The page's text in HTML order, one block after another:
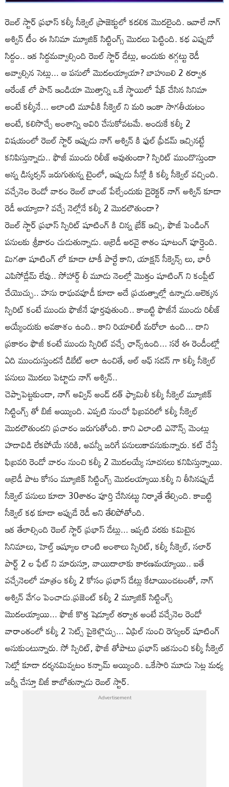
రెబల్ స్టార్ ప్రభాస్ కల్కీ సీక్వెల్ ప్రాజెక్టులో కదలిక మొదలైంది. ఇవాలే నాగ్
అశ్విన్ టీం ఈ సినిమా మ్యూజిక్ సిట్టింగ్స్ మొదలు పెట్టింది. కథ ఎప్పుడో
సిద్దం.. ఇక సిద్దమవ్వాల్సింది రెబల్ స్టార్ డేట్లు, అందుకు తగ్గట్టు రెడీ
అవ్వాల్సిన సెట్లు... ఆ పనులో మొదలయ్యాయా? బాహుబలి 2 తర్వాత
ఆరేంజ్ లో పాన్ ఇండియా మొత్తాన్ని ఒకే స్థాయిలో షేక్ చేసిన సినిమా
అంటే కల్కీనే... అలాంటి మూవీకి సీక్వెల్ ని మరి ఇంకా సాగతీయటం
అంటే, కలిసొచ్చే అంశాన్ని ఆవిరి చేసుకోవటమే. అందుకే కల్కీ 2
విషయంలో రెబల్ స్టార్ ఇప్పుడు నాగ్ అశ్విన్ కి ఫుల్ ఫ్రీడమ్ ఇచ్చినట్టే
కనిపిస్తున్నాడు.. ఫౌజీ ముందు రిలీజ్ అవుతుందా? స్పిరిట్ ముందొస్తుందా
అన్న డిస్కర్సన్ జరుగుతున్న టైంలో, ఇప్పుడు సీన్లో కి కల్కీ సీక్వెల్ వచ్చింది.
వచ్చేనెల రెండో వారం రెబల్ బాంబ్ పేల్చేందుకు డైరెక్టర్ నాగ్ అశ్విన్ కూడా
రెడీ అయ్యాడా? వచ్చే నెల్లోనే కల్కీ 2 మొదలౌతుందా?
రెబల్ స్టార్ ప్రభాస్ స్పిరిట్ షూటింగ్ కి చిన్న బ్రేక్ ఇచ్చి, ఫౌజీ పెండింగ్
పనులకు శ్రీకారం చుడుతున్నాడు. ఆల్రెడీ అరవై శాతం షూటంగ్ పూర్తైంది.
మిగతా షూటింగ్ లో కూడా టాకీ పార్టే కాని, యాక్షన్ సీక్వెన్స్ లు, భారీ
ఎపిసోడ్లేమ్ లేవు.. సోహార్డ్ లీ మూడు నెలల్లో మొత్తం షూటింగ్ ని కంప్లీట్
చేయొచ్చు.. హను రాఘవపూడీ కూడా అదే ప్రయత్నాల్లో ఉన్నాడు.ఆలెక్కన
స్పిరిట్ కంటే ముందు ఫౌజీనే పూర్తవుతుంది.. కాబట్టి ఫౌజీనే ముందు రిలీజ్
అయ్యేందుకు అవకాశం ఉంది.. కాని రియాలిటీ మరోలా ఉంది... దాని
ప్రకారం ఫౌజీ కంటే ముందు స్పిరిట్ వచ్చే ఛాన్స్ఉంది... సరే ఈ రెండీంట్లో
ఏది ముందుస్తుందనే డిబేట్ అలా ఉంచితే, ఆల్ ఆఫ్ సడన్ గా కల్కీ సీక్వెల్
పనులు మొదలు పెట్టాడు నాగ్ అశ్విన్..
చెప్పాపెట్టకుండా, నాగ్ అవ్విన్ అండ్ దత్ ఫ్యామిలీ కల్కీ సీక్వెల్ మ్యూజిక్
సిట్టింగ్స్ తో బిజీ అయ్యింది. ఎప్పటి నుంచో ఫిబ్రవరిలో కల్కీ సీక్వెల్
మొదలౌతుందని ప్రచారం జరుగుతోంది. కాని ఎలాంటి ఎనౌన్స్ మెంట్లు
హడావిడి లేకపోయే సరికి, అవన్నీ జరిగే పనులుకావనుకున్నారు. కట్ చేస్తే
ఫిబ్రవరి రెండో వారం నుంచి కల్కీ 2 మొదలయ్యే సూచనలు కనిపిస్తున్నాయి.
ఆల్రెడీ పాట కోసం మ్యూజిక్ సిట్టింగ్స్ మొదలయ్యాయి.కల్కీ ని తీసినప్పుడే
సీక్వెల్ పనులు కూడా 30శాతం పూర్తి చేసినట్టు నిర్మాతే తేల్చింది. కాబట్టి
సీక్వెల్ కథ కూడా అప్పుడే రెడీ అని తేలిపోతోంది.
ఇక తేలాల్సింది రెబల్ స్టార్ ప్రభాస్ డేట్లు... ఇప్పటి వరకు కమిటైన
సినిమాలు, హెల్త్ ఇష్యూల లాంటి అంశాలు స్పిరిట్, కల్కీ సీక్వెల్, సలార్
పార్ట్ 2 ల ఫేట్ ని మారుస్తూ, వాయిదాలాకు కారణమయ్యాయి.. ఐతే
వచ్చేనెలలో మాత్రం కల్కీ 2 కోసం ప్రభాస్ డేట్లు కేటాయించటంతో, నాగ్
అశ్విన్ వేగం పెంచాడు.ప్రజెంట్ కల్కీ 2 మ్యూజిక్ సిట్టింగ్స్
మొదలయ్యాయి... ఫౌజీ కొత్త షెడ్యూల్ తర్వాత అంటే వచ్చేనెల రెండో
వారాంతంలో కల్కీ 2 సెట్స్ పైకెళ్లొచ్చు... ఏప్రిల్ నుంచి రెగ్యులర్ షూటింగ్
అనుకుంటున్నారు. సో స్పిరిట్, ఫౌజీ తోపాటు ప్రభాస్ ఇకనుంచి కల్కీ సీక్వెల్
సెట్లో కూడా దర్శనమివ్వటం కన్పామ్ అయ్యింది. ఒకేసారి మూడు సెట్ల మధ్య
జర్నీ చేస్తూ బిజీ కాబోతున్నాడు రెబల్ స్టార్.